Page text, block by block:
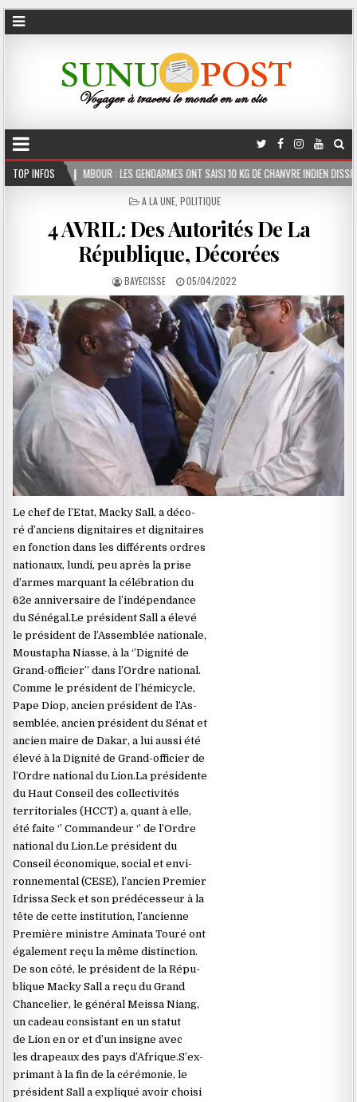
TOP INFOS
: LES GENDARMES ONT SAISI 10 KG DE CHANVRE INDIEN DISSIMULÉS DANS LE COFFRE
POSTED
A LA UNE, POLITIQUE
4 AVRIL: Des Autorités De La
République, Décorées
BAYECISSE 05/04/2022
Le chef de l’Etat, Macky Sall, a déco-
ré d’anciens dignitaires et dignitaires
en fonction dans les différents ordres
nationaux, lundi, peu après la prise
d’armes marquant la célébration du
62e anniversaire de l’indépendance
du Sénégal.Le président Sall a élevé
le président de l’Assemblée nationale,
Moustapha Niasse, à la ‘’Dignité de
Grand-officier’’ dans l’Ordre national.
Comme le président de l’hémicycle,
Pape Diop, ancien président de l’As-
semblée, ancien président du Sénat et
ancien maire de Dakar, a lui aussi été
élevé à la Dignité de Grand-officier de
l’Ordre national du Lion.La présidente
du Haut Conseil des collectivités
territoriales (HCCT) a, quant à elle,
été faite ‘’ Commandeur ‘’ de l’Ordre
national du Lion.Le président du
Conseil économique, social et envi-
ronnemental (CESE), l’ancien Premier
Idrissa Seck et son prédécesseur à la
tête de cette institution, l’ancienne
Première ministre Aminata Touré ont
également reçu la même distinction.
De son côté, le président de la Répu-
blique Macky Sall a reçu du Grand
Chancelier, le général Meissa Niang,
un cadeau consistant en un statut
de Lion en or et d’un insigne avec
les drapeaux des pays d’Afrique.S’ex-
primant à la fin de la cérémonie, le
président Sall a expliqué avoir choisi